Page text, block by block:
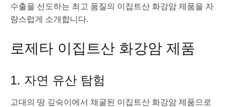
수출을 선도하는 최고 품질의 이집트산 화강암 제품을 자
랑스럽게 소개합니다.
로제타 이집트산 화강암 제품
1. 자연 유산 탐험
고대의 땅 깊숙이에서 채굴된 이집트산 화강암 제품으로